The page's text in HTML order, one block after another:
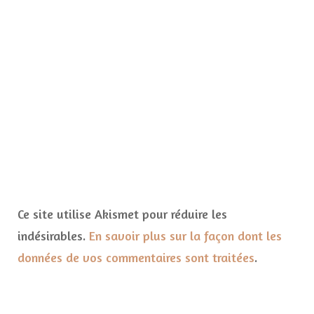
Ce site utilise Akismet pour réduire les
indésirables. En savoir plus sur la façon dont les
données de vos commentaires sont traitées.